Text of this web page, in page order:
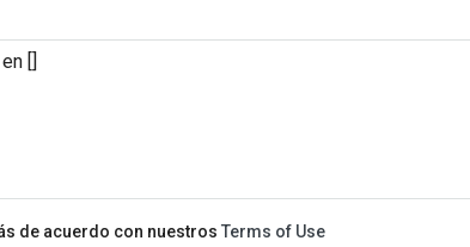
de acuerdo con nuestros Terms of Use